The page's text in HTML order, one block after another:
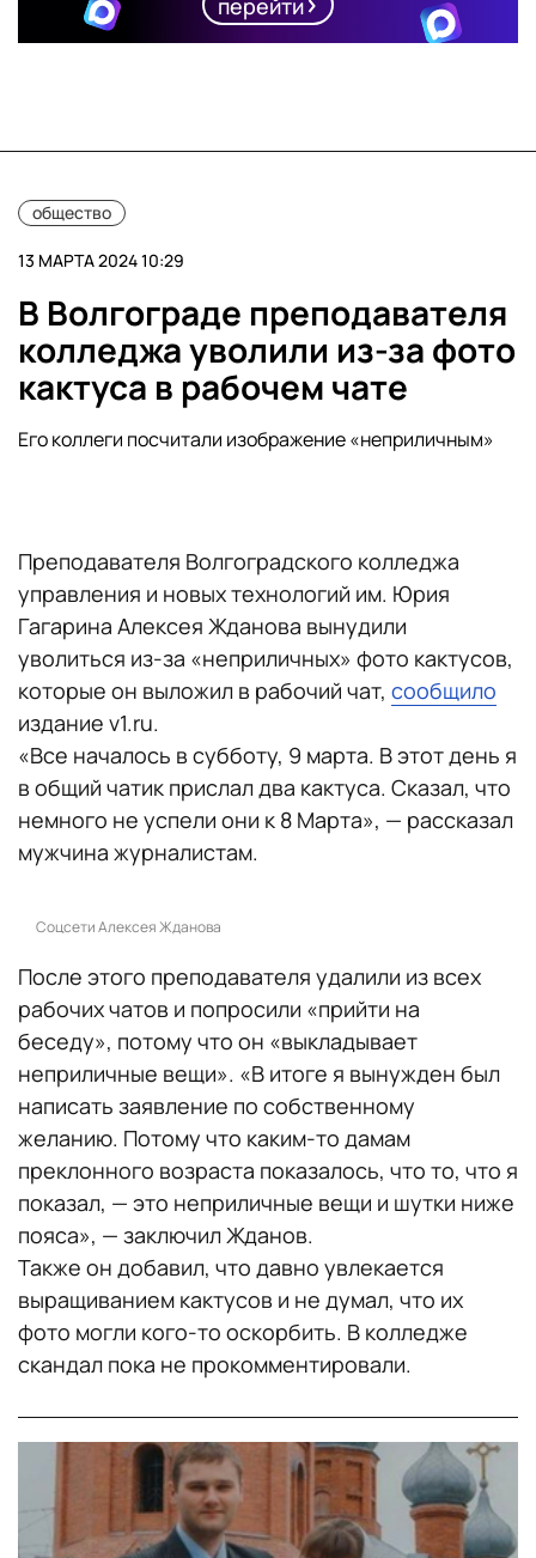
перейти
общество
13 МАРТА 2024 10:29
В Волгограде преподавателя
колледжа уволили из-за фото
кактуса в рабочем чате
Его коллеги посчитали изображение «неприличным»
Преподавателя Волгоградского колледжа
управления и новых технологий им. Юрия
Гагарина Алексея Жданова вынудили
уволиться из-за «неприличных» фото кактусов,
которые он выложил в рабочий чат, сообщило
издание v1.ru.
«Все началось в субботу, 9 марта. В этот день я
в общий чатик прислал два кактуса. Сказал, что
немного не успели они к 8 Марта», — рассказал
мужчина журналистам.
Соцсети Алексея Жданова
После этого преподавателя удалили из всех
рабочих чатов и попросили «прийти на
беседу», потому что он «выкладывает
неприличные вещи». «В итоге я вынужден был
написать заявление по собственному
желанию. Потому что каким-то дамам
преклонного возраста показалось, что то, что я
показал, — это неприличные вещи и шутки ниже
пояса», — заключил Жданов.
Также он добавил, что давно увлекается
выращиванием кактусов и не думал, что их
фото могли кого-то оскорбить. В колледже
скандал пока не прокомментировали.